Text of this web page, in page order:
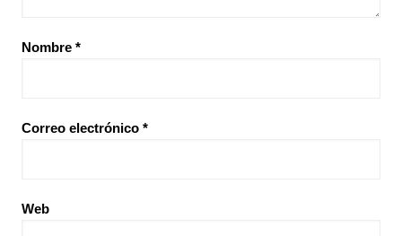
Nombre *
Correo electrónico *
Web